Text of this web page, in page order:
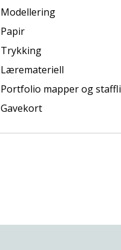
Modellering
Papir
Trykking
Læremateriell
Portfolio mapper og staffli
Gavekort